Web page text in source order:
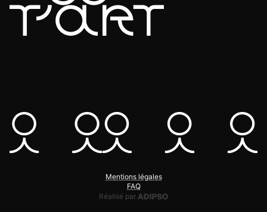
Mentions légales
FAQ
Réalisé par
Adipso, agence web et